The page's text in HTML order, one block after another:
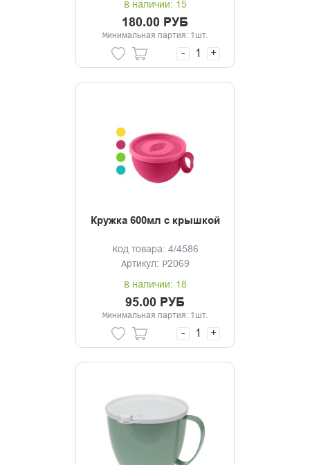
В наличии: 15
180.00 РУБ
Минимальная партия: 1шт.
- +
Кружка 600мл с крышкой
Код товара: 4/4586
Артикул: Р2069
В наличии: 18
95.00 РУБ
Минимальная партия: 1шт.
- +